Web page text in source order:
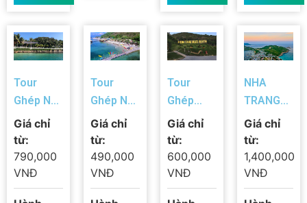
Tour
Ghép Nha
Trang
Hàng
Ngày:
Hòn Mun
–
Giá chỉ
từ:
790,000
VNĐ
Tour
Ghép Nha
Trang
Hàng
Ngày: Du
Ngoạn
Đảo: Hòn
Giá chỉ
từ:
490,000
VNĐ
Tour
Ghép
Hàng
Ngày Nha
Trang:
Tắm Bùn
Vip Hòn
Giá chỉ
từ:
600,000
VNĐ
NHA
TRANG
BIỂN
VÀNG ”
QUỐC
ĐẢO TÔM
HÙM
Giá chỉ
từ:
1,400,000
VNĐ